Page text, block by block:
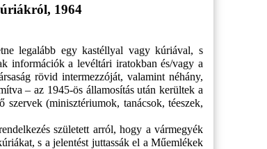
1964
legalább egy kastéllyal vagy kúriával, s
információk a levéltári iratokban és/vagy a
rövid intermezzóját, valamint néhány,
– az 1945-ös államosítás után kerültek a
(minisztériumok, tanácsok, téeszek,
született arról, hogy a vármegyék
s a jelentést juttassák el a Műemlékek